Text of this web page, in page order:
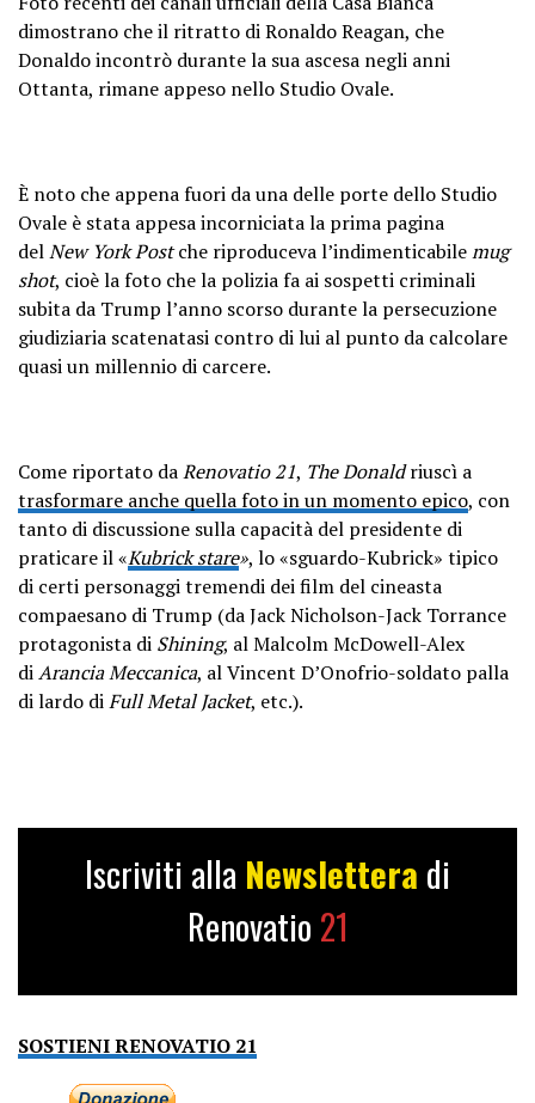
dimostrano che il ritratto di Ronaldo Reagan, che
Donaldo incontrò durante la sua ascesa negli anni
Ottanta, rimane appeso nello Studio Ovale.
È noto che appena fuori da una delle porte dello Studio
Ovale è stata appesa incorniciata la prima pagina
delNew York Postche riproduceva l’indimenticabilemug
shot, cioè la foto che la polizia fa ai sospetti criminali
subita da Trump l’anno scorso durante la persecuzione
giudiziaria scatenatasi contro di lui al punto da calcolare
quasi un millennio di carcere.
Come riportato daRenovatio 21, The Donaldriuscì a
trasformare anche quella foto in un momento epico, con
tanto di discussione sulla capacità del presidente di
praticare il «Kubrick stare», lo «sguardo-Kubrick» tipico
di certi personaggi tremendi dei film del cineasta
compaesano di Trump (da Jack Nicholson-Jack Torrance
protagonista di Shining, al Malcolm McDowell-Alex
diArancia Meccanica, al Vincent D’Onofrio-soldato palla
di lardo diFull Metal Jacket, etc.).
Iscriviti alla Newslettera di
Renovatio 21
SOSTIENI RENOVATIO 21